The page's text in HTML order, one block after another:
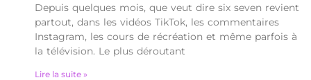
Depuis quelques mois, que veut dire six seven revient
partout, dans les vidéos TikTok, les commentaires
Instagram, les cours de récréation et même parfois à
la télévision. Le plus déroutant
Lire la suite »